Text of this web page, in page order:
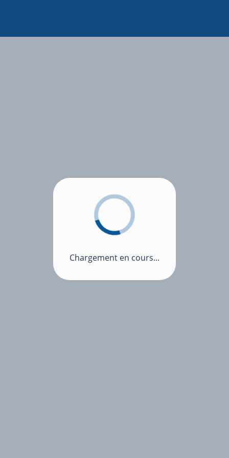
Chargement en cours...